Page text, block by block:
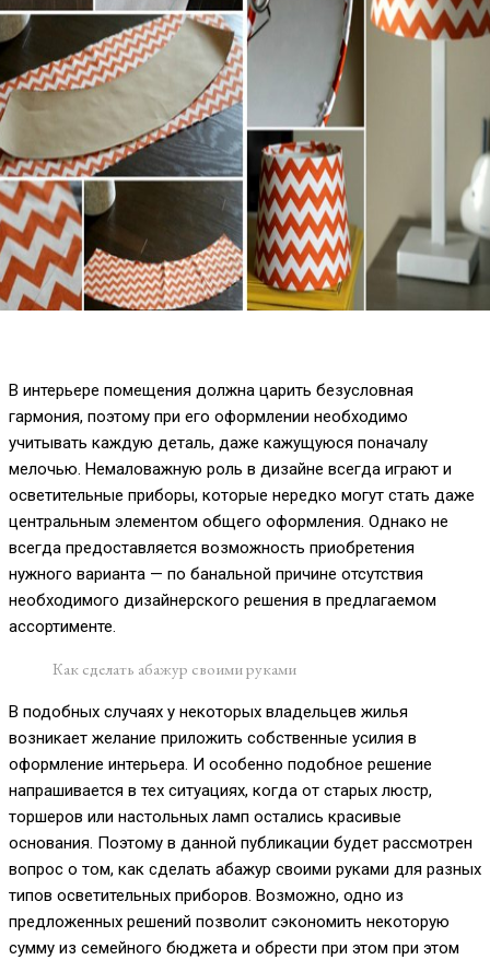
В интерьере помещения должна царить безусловная
гармония, поэтому при его оформлении необходимо
учитывать каждую деталь, даже кажущуюся поначалу
мелочью. Немаловажную роль в дизайне всегда играют и
осветительные приборы, которые нередко могут стать даже
центральным элементом общего оформления. Однако не
всегда предоставляется возможность приобретения
нужного варианта — по банальной причине отсутствия
необходимого дизайнерского решения в предлагаемом
ассортименте.
Как сделать абажур своими руками
В подобных случаях у некоторых владельцев жилья
возникает желание приложить собственные усилия в
оформление интерьера. И особенно подобное решение
напрашивается в тех ситуациях, когда от старых люстр,
торшеров или настольных ламп остались красивые
основания. Поэтому в данной публикации будет рассмотрен
вопрос о том, как сделать абажур своими руками для разных
типов осветительных приборов. Возможно, одно из
предложенных решений позволит сэкономить некоторую
сумму из семейного бюджета и обрести при этом при этом